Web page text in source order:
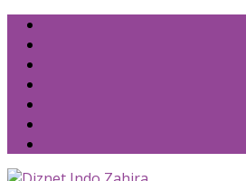
Skip
content